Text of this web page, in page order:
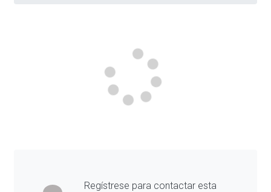
Regístrese para contactar esta